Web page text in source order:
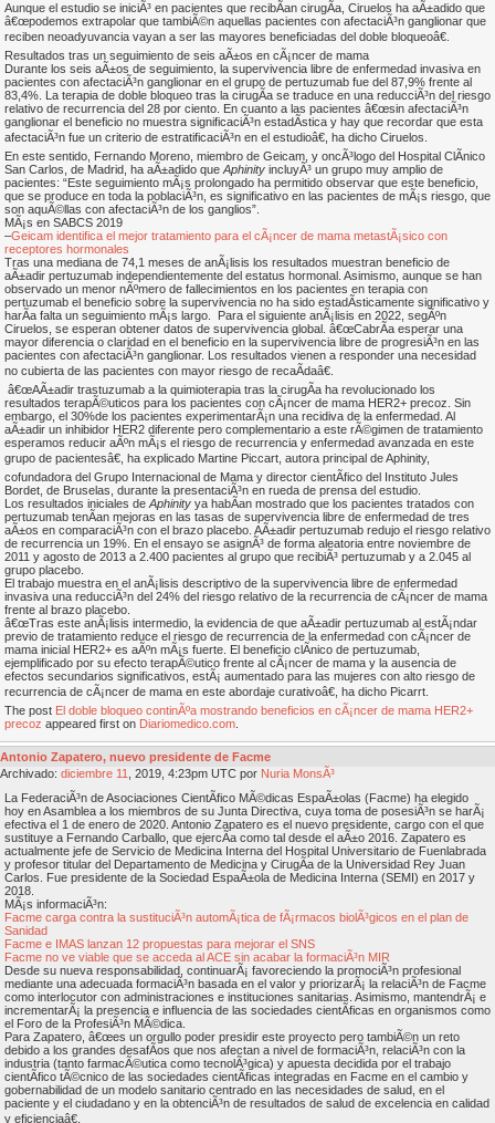
Aunque el estudio se iniciÃ³ en pacientes que recibÃ­an cirugÃ­a, Ciruelos ha aÃ±adido que
â€œpodemos extrapolar que tambiÃ©n aquellas pacientes con afectaciÃ³n ganglionar que
reciben neoadyuvancia vayan a ser las mayores beneficiadas del doble bloqueoâ€.
Resultados tras un seguimiento de seis aÃ±os en cÃ¡ncer de mama
Durante los seis aÃ±os de seguimiento, la supervivencia libre de enfermedad invasiva en
pacientes con afectaciÃ³n ganglionar en el grupo de pertuzumab fue del 87,9% frente al
83,4%. La terapia de doble bloqueo tras la cirugÃ­a se traduce en una reducciÃ³n del riesgo
relativo de recurrencia del 28 por ciento. En cuanto a las pacientes â€œsin afectaciÃ³n
ganglionar el beneficio no muestra significaciÃ³n estadÃ­stica y hay que recordar que esta
afectaciÃ³n fue un criterio de estratificaciÃ³n en el estudioâ€, ha dicho Ciruelos.
En este sentido, Fernando Moreno, miembro de Geicam, y oncÃ³logo del Hospital ClÃ­nico
San Carlos, de Madrid, ha aÃ±adido que Aphinity incluyÃ³ un grupo muy amplio de
pacientes: “Este seguimiento mÃ¡s prolongado ha permitido observar que este beneficio,
que se produce en toda la poblaciÃ³n, es significativo en las pacientes de mÃ¡s riesgo, que
son aquÃ©llas con afectaciÃ³n de los ganglios”.
MÃ¡s en SABCS 2019
–Geicam identifica el mejor tratamiento para el cÃ¡ncer de mama metastÃ¡sico con
receptores hormonales
Tras una mediana de 74,1 meses de anÃ¡lisis los resultados muestran beneficio de
aÃ±adir pertuzumab independientemente del estatus hormonal. Asimismo, aunque se han
observado un menor nÃºmero de fallecimientos en los pacientes en terapia con
pertuzumab el beneficio sobre la supervivencia no ha sido estadÃ­sticamente significativo y
harÃ­a falta un seguimiento mÃ¡s largo. Para el siguiente anÃ¡lisis en 2022, segÃºn
Ciruelos, se esperan obtener datos de supervivencia global. â€œCabrÃ­a esperar una
mayor diferencia o claridad en el beneficio en la supervivencia libre de progresiÃ³n en las
pacientes con afectaciÃ³n ganglionar. Los resultados vienen a responder una necesidad
no cubierta de las pacientes con mayor riesgo de recaÃ­daâ€.
â€œAÃ±adir trastuzumab a la quimioterapia tras la cirugÃ­a ha revolucionado los
resultados terapÃ©uticos para los pacientes con cÃ¡ncer de mama HER2+ precoz. Sin
embargo, el 30%de los pacientes experimentarÃ¡n una recidiva de la enfermedad. Al
aÃ±adir un inhibidor HER2 diferente pero complementario a este rÃ©gimen de tratamiento
esperamos reducir aÃºn mÃ¡s el riesgo de recurrencia y enfermedad avanzada en este
grupo de pacientesâ€, ha explicado Martine Piccart, autora principal de Aphinity,
cofundadora del Grupo Internacional de Mama y director cientÃ­fico del Instituto Jules
Bordet, de Bruselas, durante la presentaciÃ³n en rueda de prensa del estudio.
Los resultados iniciales de Aphinity ya habÃ­an mostrado que los pacientes tratados con
pertuzumab tenÃ­an mejoras en las tasas de supervivencia libre de enfermedad de tres
aÃ±os en comparaciÃ³n con el brazo placebo. AÃ±adir pertuzumab redujo el riesgo relativo
de recurrencia un 19%. En el ensayo se asignÃ³ de forma aleatoria entre noviembre de
2011 y agosto de 2013 a 2.400 pacientes al grupo que recibiÃ³ pertuzumab y a 2.045 al
grupo placebo.
El trabajo muestra en el anÃ¡lisis descriptivo de la supervivencia libre de enfermedad
invasiva una reducciÃ³n del 24% del riesgo relativo de la recurrencia de cÃ¡ncer de mama
frente al brazo placebo.
â€œTras este anÃ¡lisis intermedio, la evidencia de que aÃ±adir pertuzumab al estÃ¡ndar
previo de tratamiento reduce el riesgo de recurrencia de la enfermedad con cÃ¡ncer de
mama inicial HER2+ es aÃºn mÃ¡s fuerte. El beneficio clÃ­nico de pertuzumab,
ejemplificado por su efecto terapÃ©utico frente al cÃ¡ncer de mama y la ausencia de
efectos secundarios significativos, estÃ¡ aumentado para las mujeres con alto riesgo de
recurrencia de cÃ¡ncer de mama en este abordaje curativoâ€, ha dicho Picarrt.
The post El doble bloqueo continÃºa mostrando beneficios en cÃ¡ncer de mama HER2+
precoz appeared first on Diariomedico.com
Antonio Zapatero, nuevo presidente de Facme
Archivado: diciembre 11 , 2019, 4:23pm UTC por Nuria MonsÃ³
La FederaciÃ³n de Asociaciones CientÃ­fico MÃ©dicas EspaÃ±olas (Facme) ha elegido
hoy en Asamblea a los miembros de su Junta Directiva, cuya toma de posesiÃ³n se harÃ¡
efectiva el 1 de enero de 2020. Antonio Zapatero es el nuevo presidente, cargo con el que
sustituye a Fernando Carballo, que ejercÃ­a como tal desde el aÃ±o 2016. Zapatero es
actualmente jefe de Servicio de Medicina Interna del Hospital Universitario de Fuenlabrada
y profesor titular del Departamento de Medicina y CirugÃ­a de la Universidad Rey Juan
Carlos. Fue presidente de la Sociedad EspaÃ±ola de Medicina Interna (SEMI) en 2017 y
2018.
MÃ¡s informaciÃ³n:
Facme carga contra la sustituciÃ³n automÃ¡tica de fÃ¡rmacos biolÃ³gicos en el plan de
Sanidad
Facme e IMAS lanzan 12 propuestas para mejorar el SNS
Facme no ve viable que se acceda al ACE sin acabar la formaciÃ³n MIR
Desde su nueva responsabilidad, continuarÃ¡ favoreciendo la promociÃ³n profesional
mediante una adecuada formaciÃ³n basada en el valor y priorizarÃ¡ la relaciÃ³n de Facme
como interlocutor con administraciones e instituciones sanitarias. Asimismo, mantendrÃ¡ e
incrementarÃ¡ la presencia e influencia de las sociedades cientÃ­ficas en organismos como
el Foro de la ProfesiÃ³n MÃ©dica.
Para Zapatero, â€œes un orgullo poder presidir este proyecto pero tambiÃ©n un reto
debido a los grandes desafÃ­os que nos afectan a nivel de formaciÃ³n, relaciÃ³n con la
industria (tanto farmacÃ©utica como tecnolÃ³gica) y apuesta decidida por el trabajo
cientÃ­fico tÃ©cnico de las sociedades cientÃ­ficas integradas en Facme en el cambio y
gobernabilidad de un modelo sanitario centrado en las necesidades de salud, en el
paciente y el ciudadano y en la obtenciÃ³n de resultados de salud de excelencia en calidad
y eficienciaâ€.